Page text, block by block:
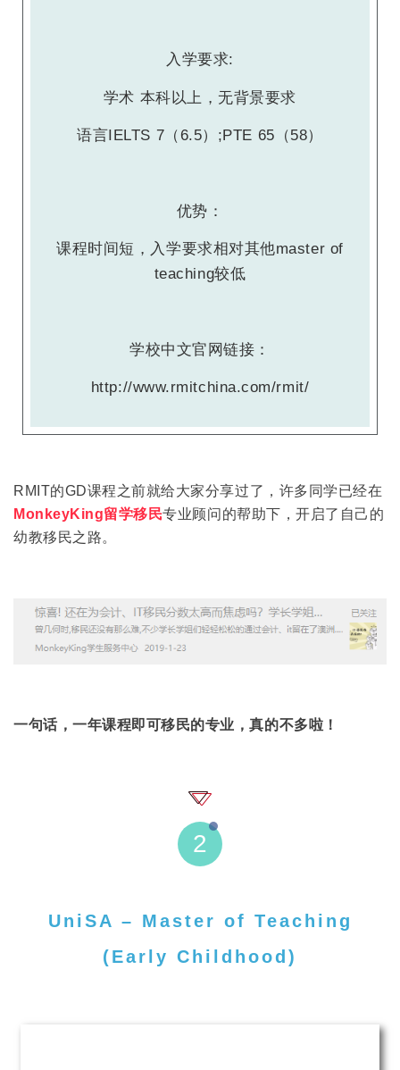
入学要求:
学术 本科以上，无背景要求
语言IELTS 7（6.5）;PTE 65（58）
优势：
课程时间短，入学要求相对其他master of
teaching较低
学校中文官网链接：
http://www.rmitchina.com/rmit/
RMIT的GD课程之前就给大家分享过了，许多同学已经在
MonkeyKing留学移民专业顾问的帮助下，开启了自己的
幼教移民之路。
一句话，一年课程即可移民的专业，真的不多啦！
2
UniSA – Master of Teaching
(Early Childhood)